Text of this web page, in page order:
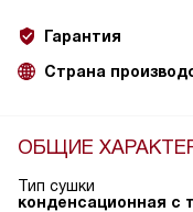
Гарантия
Страна
ОБЩИЕ
Тип сушки
конденсационная с